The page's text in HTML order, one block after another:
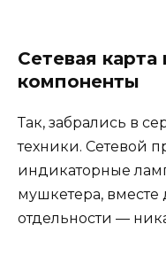
Сетевая
компоненты
Так, забрались в
техники. Сетевой
индикаторные
мушкетера, вместе
отдельности —